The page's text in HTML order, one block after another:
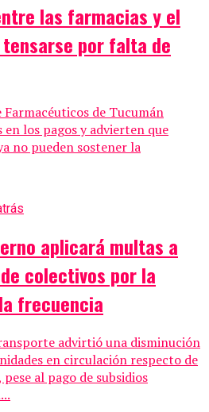
las farmacias y el
tensarse por falta de
Farmacéuticos de Tucumán
los pagos y advierten que
no pueden sostener la
aplicará multas a
colectivos por la
frecuencia
advirtió una disminución
en circulación respecto de
al pago de subsidios